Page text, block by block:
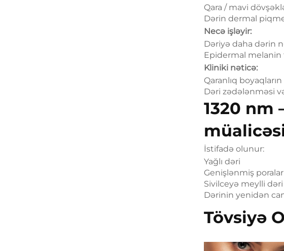
Qara / mavi
Dərin dermal
Necə işləyir:
Dəriyə daha dərin
Epidermal melanin
Kliniki nəticə:
Qaranlıq
Dəri zədələnməsi
1320 nm
İstifadə olunur:
Yağlı dəri
Genişlənmiş poralar
Sivilceyə meylli dəri
Dərinin yenidən
Tövsiyə